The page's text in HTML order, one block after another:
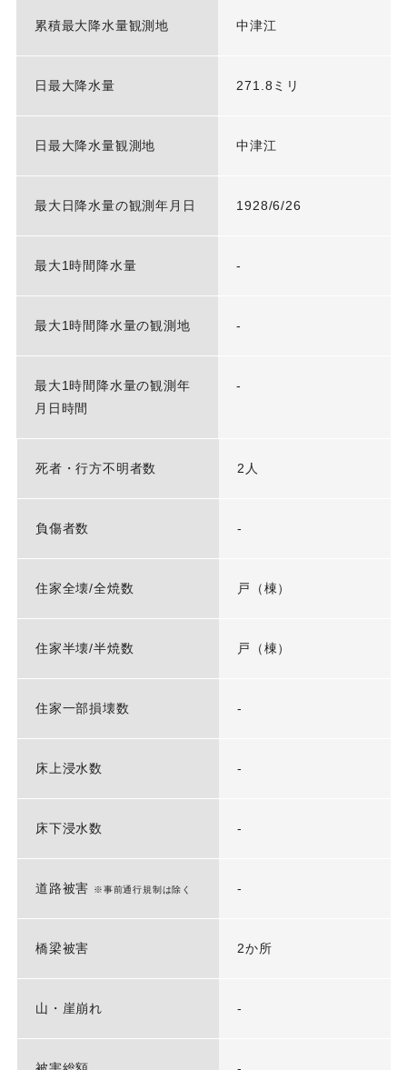
累積最大降水量観測地 中津江
日最大降水量 271.8ミリ
日最大降水量観測地 中津江
最大日降水量の観測年月日 1928/6/26
最大1時間降水量 -
最大1時間降水量の観測地 -
最大1時間降水量の観測年
月日時間
-
死者・行方不明者数 2人
負傷者数 -
住家全壊/全焼数 戸（棟）
住家半壊/半焼数 戸（棟）
住家一部損壊数 -
床上浸水数 -
床下浸水数 -
道路被害 ※事前通行規制は除く -
橋梁被害 2か所
山・崖崩れ -